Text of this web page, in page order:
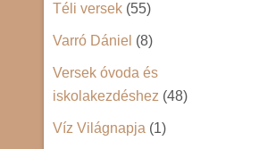
Téli versek (55)
Varró Dániel (8)
Versek óvoda és
iskolakezdéshez (48)
Víz Világnapja (1)